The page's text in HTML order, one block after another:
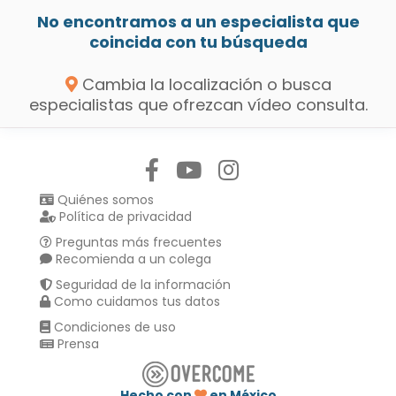
No encontramos a un especialista que
coincida con tu búsqueda
Cambia la localización o busca
especialistas que ofrezcan vídeo consulta.
Quiénes somos
Política de privacidad
Preguntas más frecuentes
Recomienda a un colega
Seguridad de la información
Como cuidamos tus datos
Condiciones de uso
Prensa